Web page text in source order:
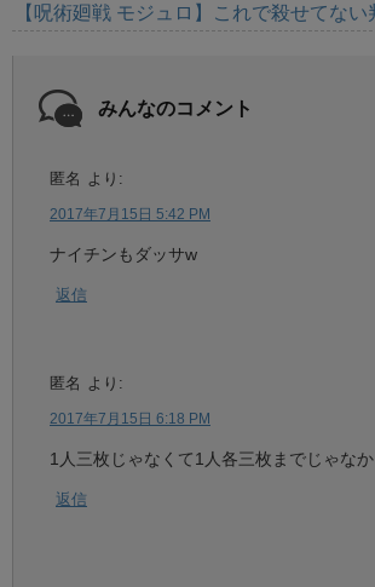
【呪術廻戦 モジュロ】これで殺せてな
みんなのコメント
匿名 より:
2017年7月15日 5:42 PM
ナイチンもダッサw
返信
匿名 より:
2017年7月15日 6:18 PM
1人三枚じゃなくて1人各三枚までじゃな
返信